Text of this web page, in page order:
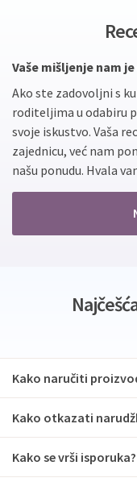
Vaše mišljenje nam
Ako ste zadovoljni s
roditeljima u odabiru
svoje iskustvo. Vaša
zajednicu, već nam
našu ponudu. Hvala
Kako naručiti
Kako otkazati
Kako se vrši isporuka?